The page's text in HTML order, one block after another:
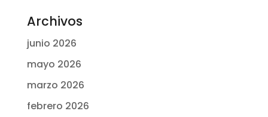
Archivos
junio 2026
mayo 2026
marzo 2026
febrero 2026